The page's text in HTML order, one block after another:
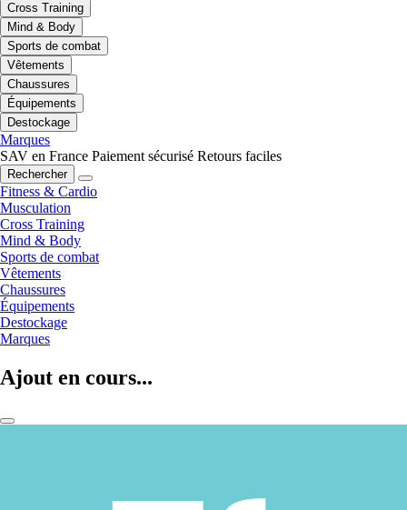
Cross Training
Mind & Body
Sports de combat
Vêtements
Chaussures
Équipements
Destockage
Marques
SAV en France Paiement sécurisé Retours faciles
Rechercher
Fitness & Cardio
Musculation
Cross Training
Mind & Body
Sports de combat
Vêtements
Chaussures
Équipements
Destockage
Marques
Ajout en cours...